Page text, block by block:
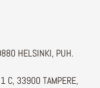
HELSINKI, PUH.
1 C, 33900 TAMPERE,